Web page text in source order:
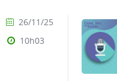
26/11/25
10h03